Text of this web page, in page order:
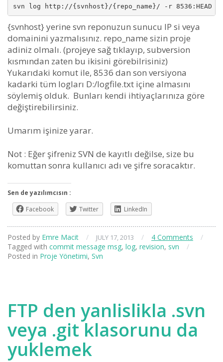
svn log http://{svnhost}/{repo_name}/ -r
{svnhost} yerine svn reponuzun sunucu IP si veya
domainini yazmalısınız. repo_name sizin proje
adiniz olmalı. (projeye sağ tıklayıp, subversion
kısmından zaten bu ikisini görebilrisiniz)
Yukarıdaki komut ile, 8536 dan son versiyona
kadarki tüm logları D:/logfile.txt içine almasını
söylemiş olduk. Bunları kendi ihtiyaçlarınıza göre
değiştirebilirsiniz.
Umarım işinize yarar.
Not : Eğer şifreniz SVN de kayıtlı değilse, size bu
komuttan sonra kullanıcı adı ve şifre soracaktır.
Sen de yazılımcısın :
Facebook
Twitter LinkedIn
Posted by Emre Macit / JULY 17, 2013 / 4 Comments
/
Tagged with commit message msg, log, revision, svn
/
Posted in Proje Yönetimi, Svn
FTP den yanlislikla .svn
veya .git klasorunu da
yuklemek